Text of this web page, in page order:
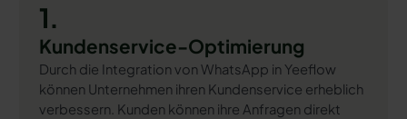
1.
Kundenservice-Optimierung
Durch die Integration von WhatsApp in Yeeflow
können Unternehmen ihren Kundenservice erheblich
verbessern. Kunden können ihre Anfragen direkt